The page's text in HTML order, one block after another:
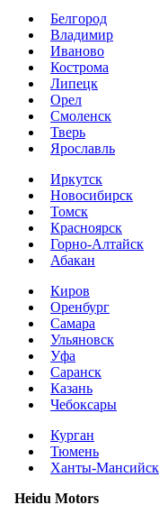
Белгород
Владимир
Иваново
Кострома
Липецк
Орел
Смоленск
Тверь
Ярославль
Иркутск
Новосибирск
Томск
Красноярск
Горно-Алтайск
Абакан
Киров
Оренбург
Самара
Ульяновск
Уфа
Саранск
Казань
Чебоксары
Курган
Тюмень
Ханты-Мансийск
Heidu Motors